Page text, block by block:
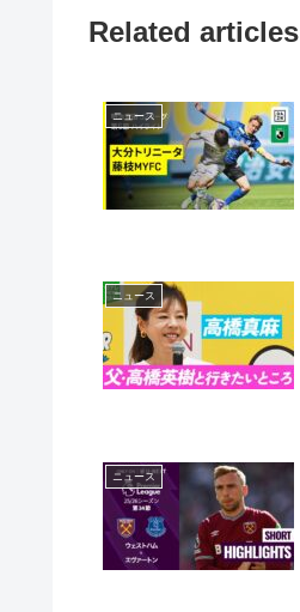
Related articles
ニュース
ニュース
ニュース